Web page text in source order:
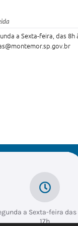
a Sexta-feira, das 8h
a Sexta-feira
17h